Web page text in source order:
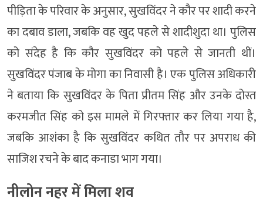
पीड़िता के परिवार के अनुसार, सुखविंदर ने कौर पर शादी करने
का दबाव डाला, जबकि वह खुद पहले से शादीशुदा था। पुलिस
को संदेह है कि कौर सुखविंदर को पहले से जानती थीं।
सुखविंदर पंजाब के मोगा का निवासी है। एक पुलिस अधिकारी
ने बताया कि सुखविंदर के पिता प्रीतम सिंह और उनके दोस्त
करमजीत सिंह को इस मामले में गिरफ्तार कर लिया गया है,
जबकि आशंका है कि सुखविंदर कथित तौर पर अपराध की
साजिश रचने के बाद कनाडा भाग गया।
नीलोन नहर में मिला शव